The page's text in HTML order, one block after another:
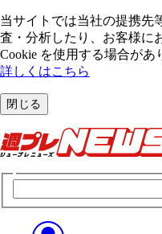
当サイトでは当社の提携先
査・分析したり、お客様に
Cookie を使⽤する場合があ
詳しくはこちら
閉じる